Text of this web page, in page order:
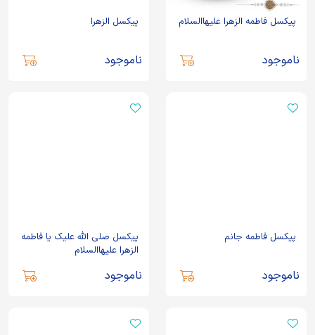
پیکسل فاطمه الزهرا علیهاالسلام
ناموجود
پیکسل الزهرا
ناموجود
پیکسل فاطمه جانم
ناموجود
پیکسل صلی الله علیک یا فاطمه
الزهرا علیهاالسلام
ناموجود